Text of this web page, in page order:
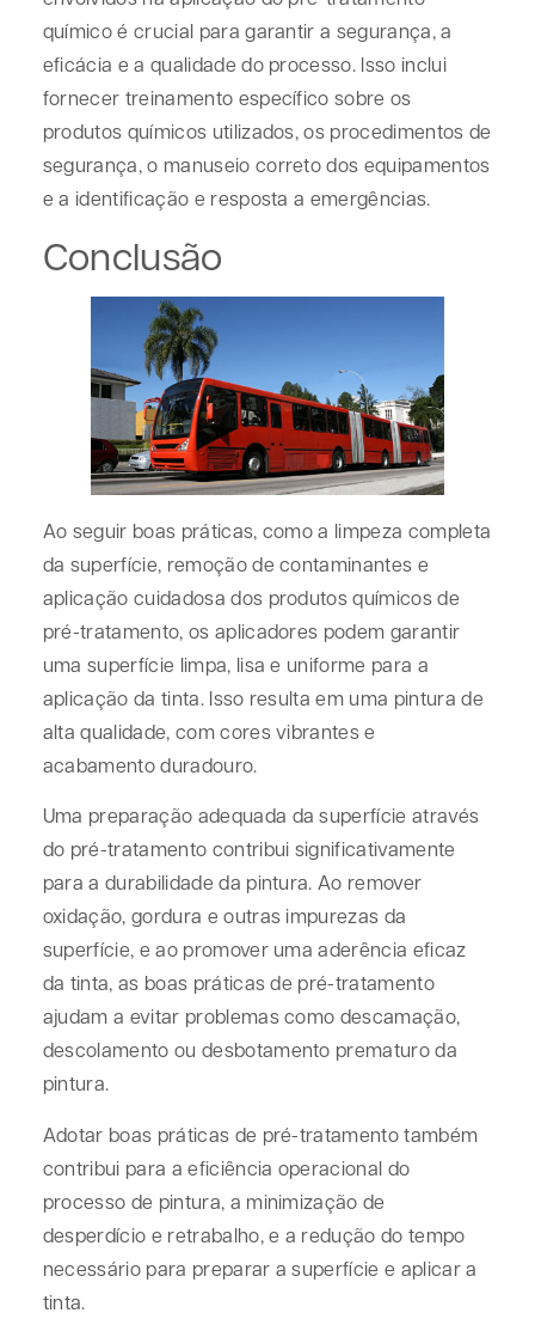
químico é crucial para garantir a segurança, a
eficácia e a qualidade do processo. Isso inclui
fornecer treinamento específico sobre os
produtos químicos utilizados, os procedimentos de
segurança, o manuseio correto dos equipamentos
e a identificação e resposta a emergências.
Conclusão
Ao seguir boas práticas, como a limpeza completa
da superfície, remoção de contaminantes e
aplicação cuidadosa dos produtos químicos de
pré-tratamento, os aplicadores podem garantir
uma superfície limpa, lisa e uniforme para a
aplicação da tinta. Isso resulta em uma pintura de
alta qualidade, com cores vibrantes e
acabamento duradouro.
Uma preparação adequada da superfície através
do pré-tratamento contribui significativamente
para a durabilidade da pintura. Ao remover
oxidação, gordura e outras impurezas da
superfície, e ao promover uma aderência eficaz
da tinta, as boas práticas de pré-tratamento
ajudam a evitar problemas como descamação,
descolamento ou desbotamento prematuro da
pintura.
Adotar boas práticas de pré-tratamento também
contribui para a eficiência operacional do
processo de pintura, a minimização de
desperdício e retrabalho, e a redução do tempo
necessário para preparar a superfície e aplicar a
tinta.